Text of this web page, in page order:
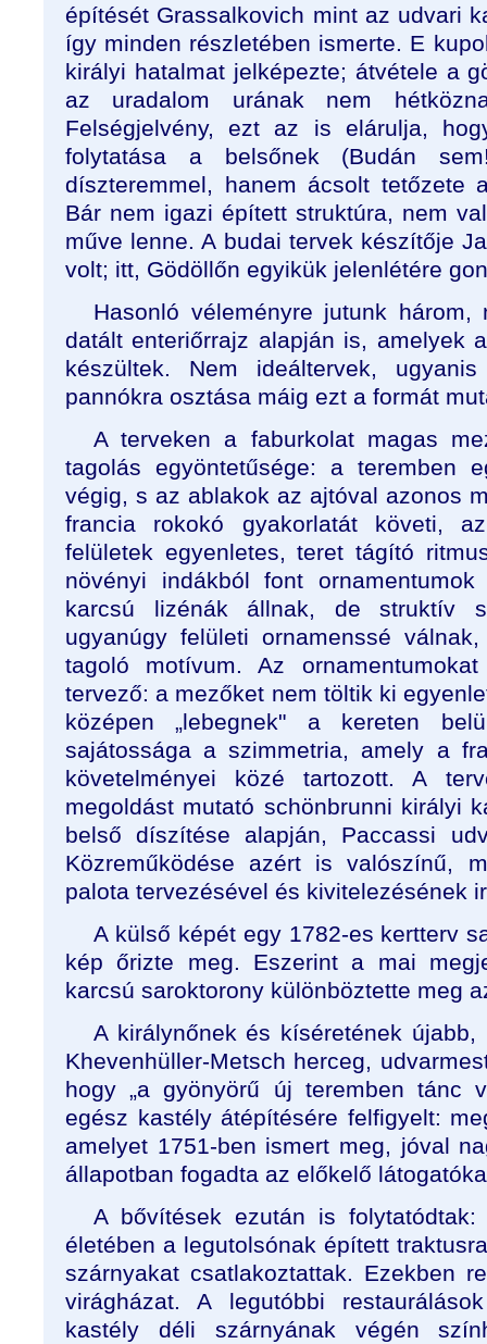
építését Grassalkovich mint az udvari
így minden részletében ismerte. E
királyi hatalmat jelképezte; átvétele a
az uradalom urának nem
Felségjelvény, ezt az is elárulja,
folytatása a belsőnek (Budán
díszteremmel, hanem ácsolt tetőzete
Bár nem igazi épített struktúra, nem
műve lenne. A budai tervek készítője
volt; itt, Gödöllőn egyikük jelenlétére
Hasonló véleményre jutunk három,
datált enteriőrrajz alapján is, amelyek
készültek. Nem ideáltervek,
pannókra osztása máig ezt a formát
A terveken a faburkolat magas
tagolás egyöntetűsége: a teremben
végig, s az ablakok az ajtóval azonos
francia rokokó gyakorlatát követi,
felületek egyenletes, teret tágító
növényi indákból font
karcsú lizénák állnak, de struktív
ugyanúgy felületi ornamenssé
tagoló motívum. Az
tervező: a mezőket nem töltik ki
középen „lebegnek" a kereten
sajátossága a szimmetria, amely a
követelményei közé tartozott. A
megoldást mutató schönbrunni királyi
belső díszítése alapján, Paccassi
Közreműködése azért is valószínű,
palota tervezésével és kivitelezésének
A külső képét egy 1782-es kertterv
kép őrizte meg. Eszerint a mai
karcsú saroktorony különböztette meg
A királynőnek és kíséretének újabb,
Khevenhüller-Metsch herceg,
hogy „a gyönyörű új teremben tánc
egész kastély átépítésére felfigyelt:
amelyet 1751-ben ismert meg, jóval
állapotban fogadta az előkelő
A bővítések ezután is folytatódtak:
életében a legutolsónak épített
szárnyakat csatlakoztattak. Ezekben
virágházat. A legutóbbi
kastély déli szárnyának végén